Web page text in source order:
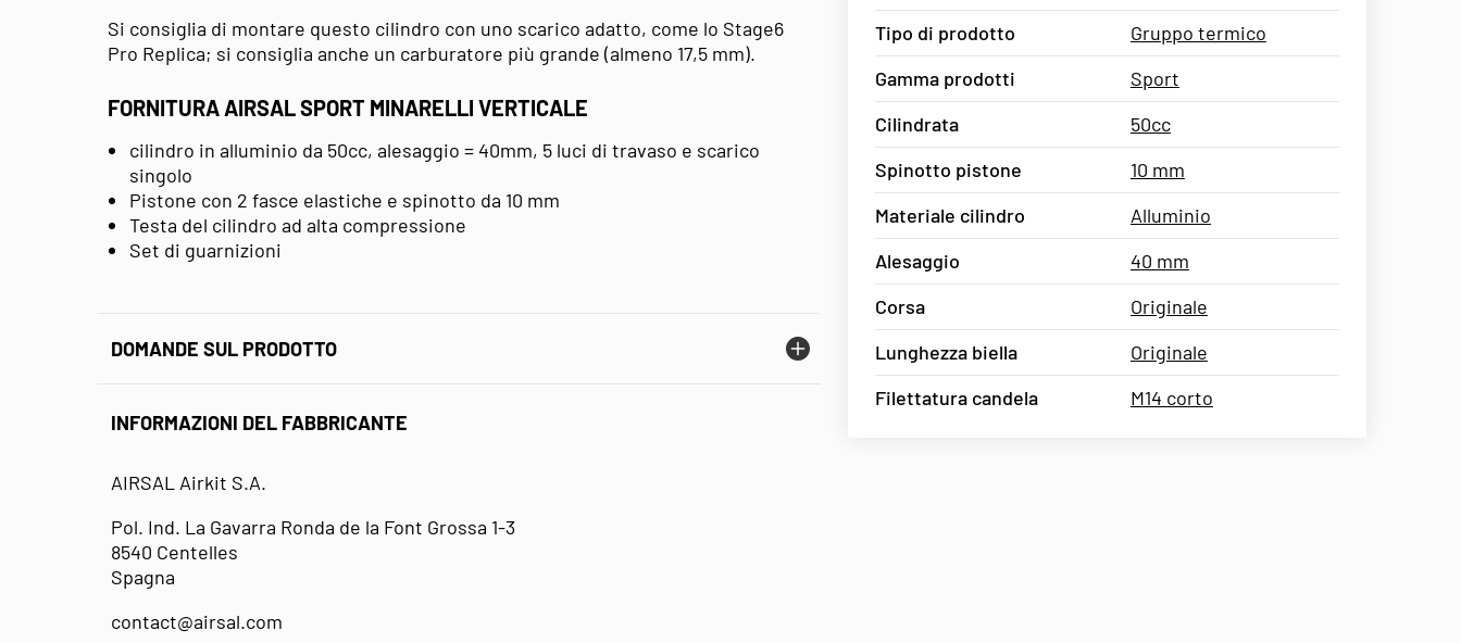
Si consiglia di montare questo cilindro con uno scarico adatto, come lo Stage6
Pro Replica; si consiglia anche un carburatore più grande (almeno 17,5 mm).
FORNITURA AIRSAL SPORT MINARELLI VERTICALE
cilindro in alluminio da 50cc, alesaggio = 40mm, 5 luci di travaso e scarico
singolo
Pistone con 2 fasce elastiche e spinotto da 10 mm
Testa del cilindro ad alta compressione
Set di guarnizioni
DOMANDE SUL PRODOTTO
INFORMAZIONI DEL FABBRICANTE
AIRSAL Airkit S.A.
Pol. Ind. La Gavarra Ronda de la Font Grossa 1-3
8540 Centelles
Spagna
contact@airsal.com
Tipo di prodotto
Gruppo termico
Gamma prodotti
Sport
Cilindrata
50cc
Spinotto pistone
10 mm
Materiale cilindro
Alluminio
Alesaggio
40 mm
Corsa
Originale
Lunghezza biella
Originale
Filettatura candela
M14 corto